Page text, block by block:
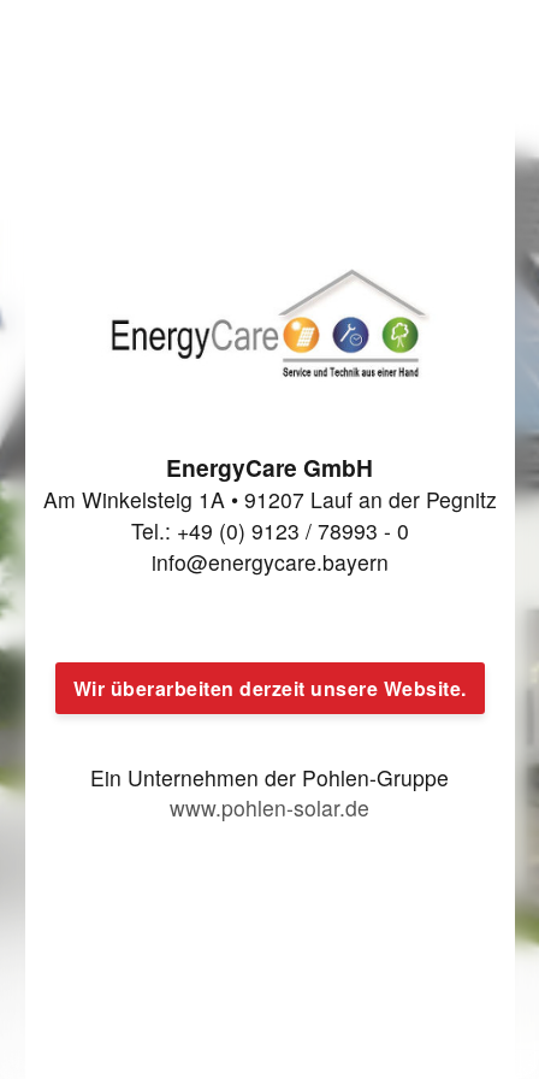
EnergyCare GmbH
Am Winkelsteig 1A • 91207 Lauf an der Pegnitz
Tel.: +49 (0) 9123 / 78993 - 0
info@energycare.bayern
Wir überarbeiten derzeit unsere Website.
Ein Unternehmen der Pohlen-Gruppe
www.pohlen-solar.de